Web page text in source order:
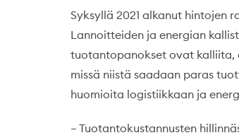
Syksyllä 2021 alkanut hintojen
Lannoitteiden ja energian
tuotantopanokset ovat kalliita,
missä niistä saadaan paras
huomioita logistiikkaan ja
– Tuotantokustannusten